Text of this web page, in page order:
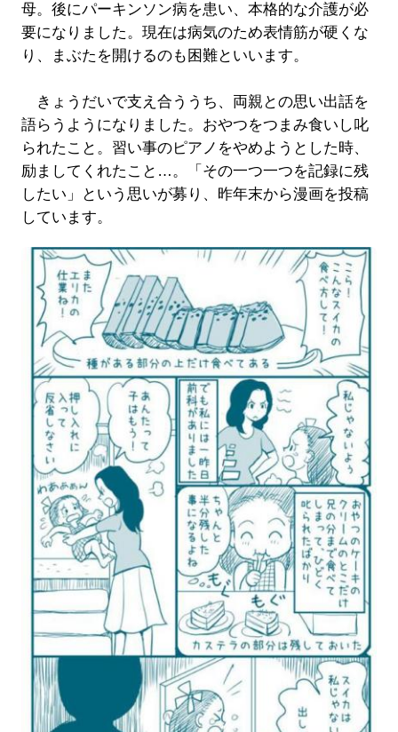
母。後にパーキンソン病を患い、本格的な介護が必
要になりました。現在は病気のため表情筋が硬くな
り、まぶたを開けるのも困難といいます。
きょうだいで支え合ううち、両親との思い出話を
語らうようになりました。おやつをつまみ食いし叱
られたこと。習い事のピアノをやめようとした時、
励ましてくれたこと…。「その一つ一つを記録に残
したい」という思いが募り、昨年末から漫画を投稿
しています。